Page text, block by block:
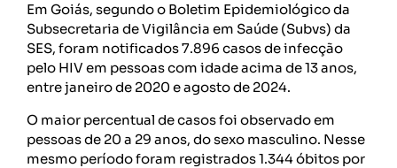
Em Goiás, segundo o Boletim Epidemiológico da
Subsecretaria de Vigilância em Saúde (Subvs) da
SES, foram notificados 7.896 casos de infecção
pelo HIV em pessoas com idade acima de 13 anos,
entre janeiro de 2020 e agosto de 2024.
O maior percentual de casos foi observado em
pessoas de 20 a 29 anos, do sexo masculino. Nesse
mesmo período foram registrados 1.344 óbitos por